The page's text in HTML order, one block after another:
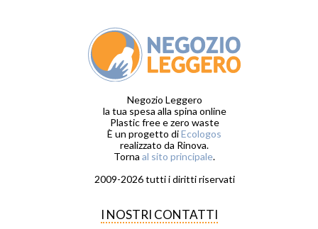
Negozio Leggero
la tua spesa alla spina online
Plastic free e zero waste
È un progetto diEcologos
realizzato da Rinova.
Torna al sito principale.
2009-2026 tutti i diritti riservati
I NOSTRI CONTATTI